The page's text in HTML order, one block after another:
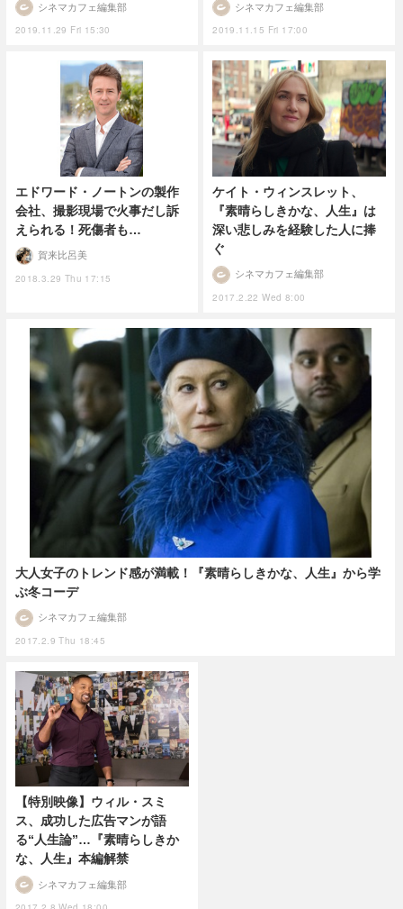
2019.11.29 Fri 15:30
シネマカフェ編集部
2019.11.15 Fri 17:00
シネマカフェ編集部
エドワード・ノートンの製作
会社、撮影現場で火事だし訴
えられる！死傷者も…
2018.3.29 Thu 17:15
賀来比呂美
ケイト・ウィンスレット、
『素晴らしきかな、人生』は
深い悲しみを経験した人に捧
ぐ
2017.2.22 Wed 8:00
シネマカフェ編集部
大人女子のトレンド感が満載！『素晴らしきかな、人生』から学
ぶ冬コーデ
2017.2.9 Thu 18:45
シネマカフェ編集部
【特別映像】ウィル・スミ
ス、成功した広告マンが語
る“人生論”…『素晴らしきか
な、人生』本編解禁
シネマカフェ編集部